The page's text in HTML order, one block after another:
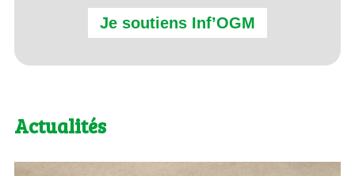
Je soutiens Inf’OGM
Actualités